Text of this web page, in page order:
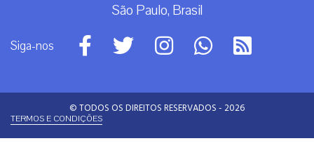
São Paulo, Brasil
Siga-nos
© TODOS OS DIREITOS RESERVADOS - 2026
TERMOS E CONDIÇÕES